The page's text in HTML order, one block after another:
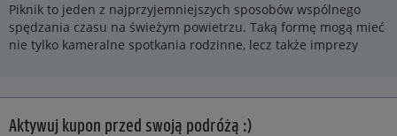
Piknik to jeden z najprzyjemniejszych sposobów wspólnego
spędzania czasu na świeżym powietrzu. Taką formę mogą mieć
nie tylko kameralne spotkania rodzinne, lecz także imprezy
Aktywuj kupon przed swoją podróżą :)